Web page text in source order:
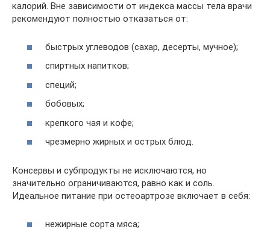
калорий. Вне зависимости от индекса массы тела врачи
рекомендуют полностью отказаться от:
быстрых углеводов (сахар, десерты, мучное);
спиртных напитков;
специй;
бобовых;
крепкого чая и кофе;
чрезмерно жирных и острых блюд.
Консервы и субпродукты не исключаются, но
значительно ограничиваются, равно как и соль.
Идеальное питание при остеоартрозе включает в себя:
нежирные сорта мяса;